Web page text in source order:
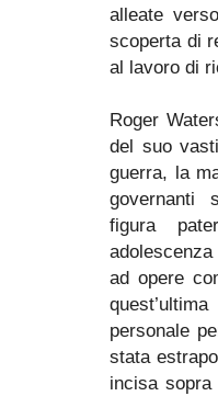
alleate
scoperta di
al lavoro di
Roger
del suo
guerra, la
governanti
figura
ad opere
personale
stata
incisa